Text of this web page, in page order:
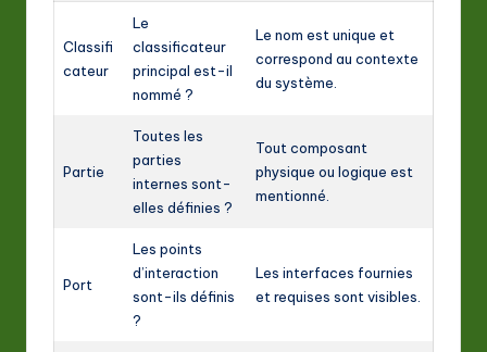
Classifi
cateur
Le
classificateur
principal est-il
nommé ?
Le nom est unique et
correspond au contexte
du système.
Partie
Toutes les
parties
internes sont-
elles définies ?
Tout composant
physique ou logique est
mentionné.
Port
Les points
d’interaction
sont-ils définis
?
Les interfaces fournies
et requises sont visibles.